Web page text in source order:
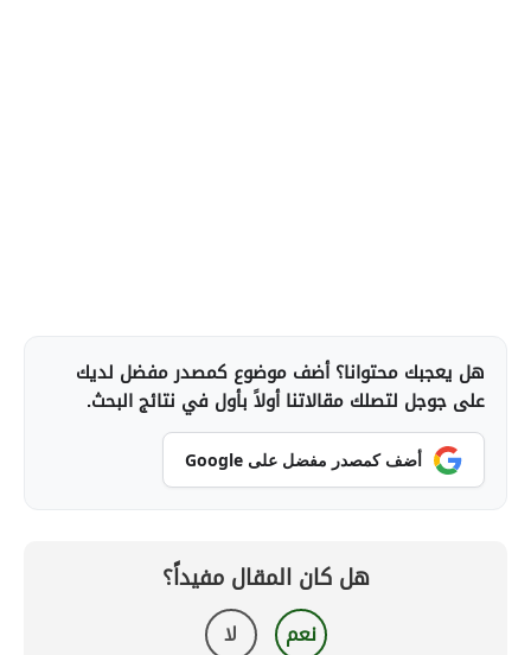
هل يعجبك محتوانا؟ أضف موضوع كمصدر مفضل لديك
على جوجل لتصلك مقالاتنا أولاً بأول في نتائج البحث.
أضف كمصدر مفضل على Google
هل كان المقال مفيداً؟
نعم لا